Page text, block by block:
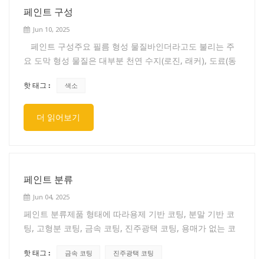
가 좋지 않습니다. 착색제는 잉크에 다양한 색상과 색상 농
도를 부여하고, 잉크의 점도와 건조도를 일정하게 유지합니
다.연결 재료잉크의 주요 성분 중 하나이며, 착색제 및 보조
재를 분산시키는 매개체 역할을 합니다. 소량의 천연 수지,
합성 수지, 셀룰로오스, 고무 섬유 등을 건성유 또는 용제에
후 잉크가 균일한 얇은 막을 형성하고, 건조 후에는 일정한
강도의 바인더와 함께 필름층을 형성하여 안료를 보호하고
탈락을 방지합니다. 바인더는 잉크의 인쇄 적합성 및 인쇄
효과(전사성, 밝기, 정착 속도 등)에 큰 영향을 미칩니다. 따
로 조정해야 합니다.보조 성분여기에는 충전제, 희석제, 피
막방지제, 윤활제 및 기타 보조제가 포함됩니다.
페인트 구성
Jun 10, 2025
페인트 구성주요 필름 형성 물질바인더라고도 불리는 주
요 도막 형성 물질은 대부분 천연 수지(로진, 래커), 도료(동
료와 같은 유기 고분자 화합물이며, 고온 반응을 통해 형성
됩니다. 무기 물질로 구성된 도료(예: 무기 아연 함유 도료)
도 있습니다. 이는 도료의 주요 구성 요소이며 도막의 성능
을 결정합니다. 도막 형성 물질이 없으면 순수 안료와 보조
지, 페놀 수지, 알키드 수지, 아미노 수지, 니트로 수지, 퍼클
로로에틸렌 수지, 아크릴 수지, 폴리에스테르 수지, 폴리우
레탄 수지, 실리콘 수지, 비닐 수지, 불소 수지 등이 있습니
다.2차 필름 형성 물질다양한 포함 색소, 바디 안료, 방청 안
료. 안료는 도막에 색상과 은폐력을 부여하여 도료의 보호
핫 태그 : 색소
더 읽어보기
페인트 분류
Jun 04, 2025
페인트 분류제품 형태에 따라용제 기반 코팅, 분말 기반 코
팅, 고형분 코팅, 금속 코팅, 진주광택 코팅, 용매가 없는 코
제, 기차용 코팅제, 항공기용 코팅제, 가전제품용 코팅제, 목
핫 태그 : 금속 코팅 진주광택 코팅